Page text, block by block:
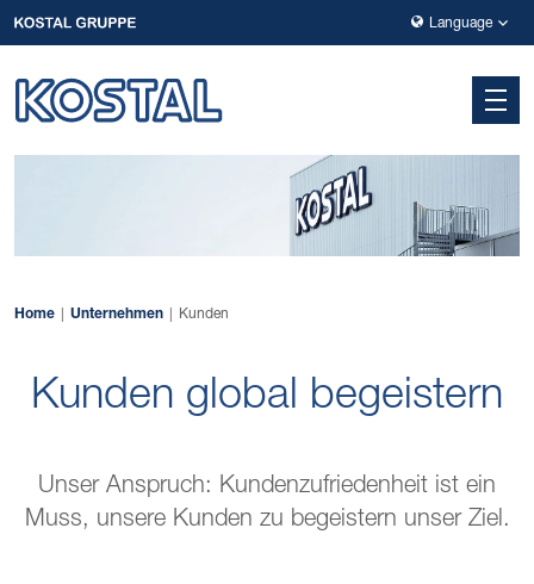
Zur Hauptnavigation springen
Zum Hauptinhalt springen
Zur Fußzeile der Seite springen
Language
Home Unternehmen Kunden
Kunden global begeistern
Unser Anspruch: Kundenzufriedenheit ist ein
Muss, unsere Kunden zu begeistern unser Ziel.